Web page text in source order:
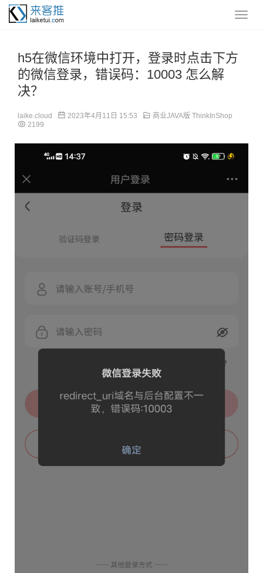
h5在微信环境中打开，登录时点击下方
的微信登录，错误码：10003 怎么解
决？
laike.cloud 2023年4月11日 15:53
商业JAVA版 ThinkInShop
2199